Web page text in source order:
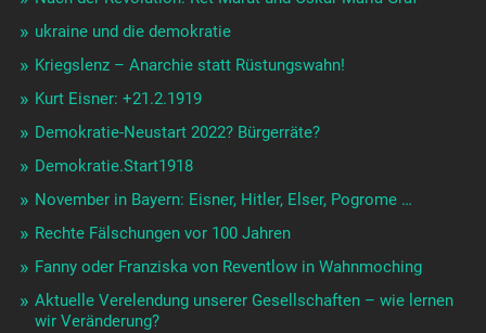
ukraine und die demokratie
Kriegslenz – Anarchie statt Rüstungswahn!
Kurt Eisner: +21.2.1919
Demokratie-Neustart 2022? Bürgerräte?
Demokratie.Start1918
November in Bayern: Eisner, Hitler, Elser, Pogrome …
Rechte Fälschungen vor 100 Jahren
Fanny oder Franziska von Reventlow in Wahnmoching
Aktuelle Verelendung unserer Gesellschaften – wie lernen
wir Veränderung?